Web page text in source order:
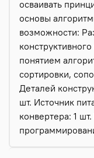
осваивать
основы
возможности:
понятием
сортировки,
Деталей
шт. Источник
конвертера: 1